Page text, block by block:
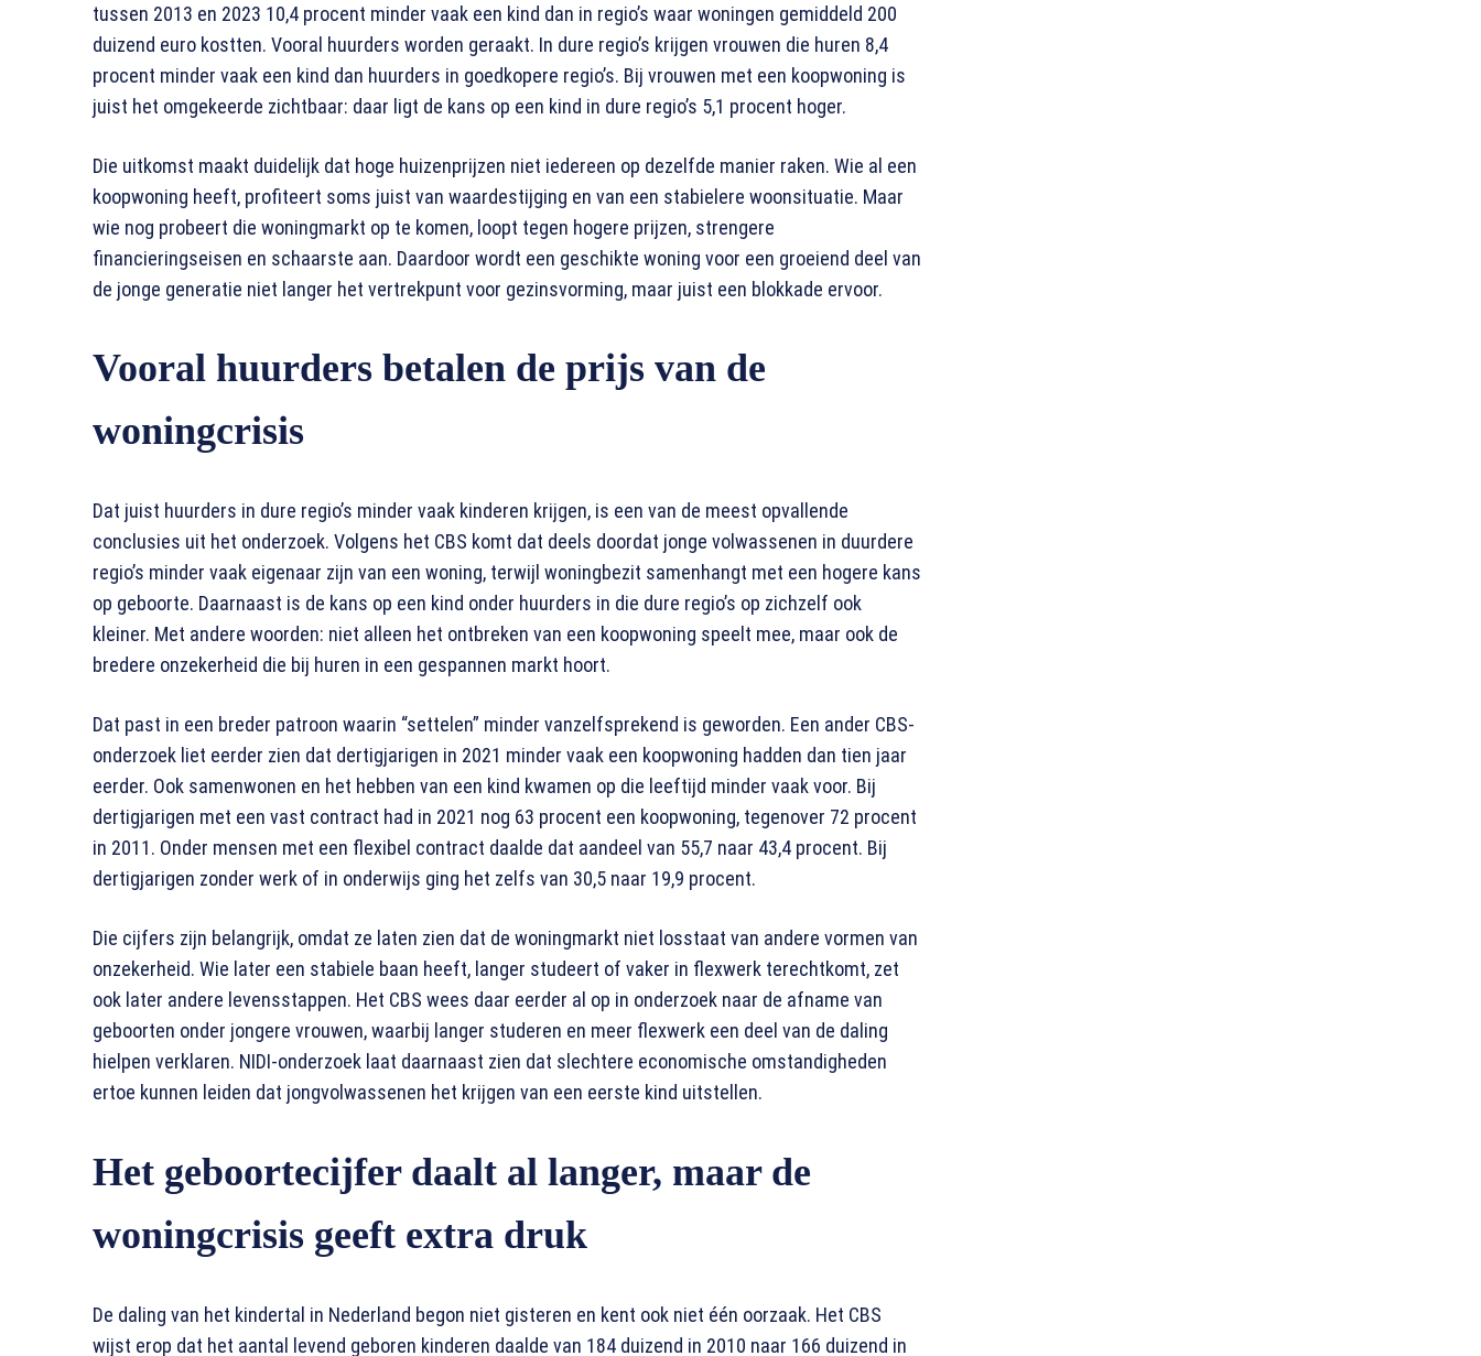
tussen 2013 en 2023 10,4 procent minder vaak een kind dan in regio’s waar woningen gemiddeld 200
duizend euro kostten. Vooral huurders worden geraakt. In dure regio’s krijgen vrouwen die huren 8,4
procent minder vaak een kind dan huurders in goedkopere regio’s. Bij vrouwen met een koopwoning is
juist het omgekeerde zichtbaar: daar ligt de kans op een kind in dure regio’s 5,1 procent hoger.
Die uitkomst maakt duidelijk dat hoge huizenprijzen niet iedereen op dezelfde manier raken. Wie al een
koopwoning heeft, profiteert soms juist van waardestijging en van een stabielere woonsituatie. Maar
wie nog probeert die woningmarkt op te komen, loopt tegen hogere prijzen, strengere
financieringseisen en schaarste aan. Daardoor wordt een geschikte woning voor een groeiend deel van
de jonge generatie niet langer het vertrekpunt voor gezinsvorming, maar juist een blokkade ervoor.
Vooral huurders betalen de prijs van de
woningcrisis
Dat juist huurders in dure regio’s minder vaak kinderen krijgen, is een van de meest opvallende
conclusies uit het onderzoek. Volgens het CBS komt dat deels doordat jonge volwassenen in duurdere
regio’s minder vaak eigenaar zijn van een woning, terwijl woningbezit samenhangt met een hogere kans
op geboorte. Daarnaast is de kans op een kind onder huurders in die dure regio’s op zichzelf ook
kleiner. Met andere woorden: niet alleen het ontbreken van een koopwoning speelt mee, maar ook de
bredere onzekerheid die bij huren in een gespannen markt hoort.
Dat past in een breder patroon waarin “settelen” minder vanzelfsprekend is geworden. Een ander CBS-
onderzoek liet eerder zien dat dertigjarigen in 2021 minder vaak een koopwoning hadden dan tien jaar
eerder. Ook samenwonen en het hebben van een kind kwamen op die leeftijd minder vaak voor. Bij
dertigjarigen met een vast contract had in 2021 nog 63 procent een koopwoning, tegenover 72 procent
in 2011. Onder mensen met een flexibel contract daalde dat aandeel van 55,7 naar 43,4 procent. Bij
dertigjarigen zonder werk of in onderwijs ging het zelfs van 30,5 naar 19,9 procent.
Die cijfers zijn belangrijk, omdat ze laten zien dat de woningmarkt niet losstaat van andere vormen van
onzekerheid. Wie later een stabiele baan heeft, langer studeert of vaker in flexwerk terechtkomt, zet
ook later andere levensstappen. Het CBS wees daar eerder al op in onderzoek naar de afname van
geboorten onder jongere vrouwen, waarbij langer studeren en meer flexwerk een deel van de daling
hielpen verklaren. NIDI-onderzoek laat daarnaast zien dat slechtere economische omstandigheden
ertoe kunnen leiden dat jongvolwassenen het krijgen van een eerste kind uitstellen.
Het geboortecijfer daalt al langer, maar de
woningcrisis geeft extra druk
De daling van het kindertal in Nederland begon niet gisteren en kent ook niet één oorzaak. Het CBS
wijst erop dat het aantal levend geboren kinderen daalde van 184 duizend in 2010 naar 166 duizend in